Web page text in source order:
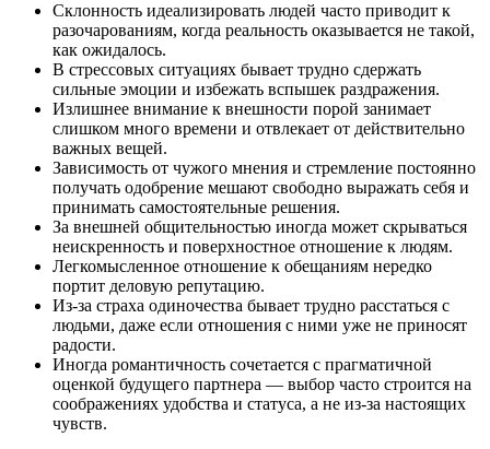
Склонность идеализировать людей часто приводит к
разочарованиям, когда реальность оказывается не такой,
как ожидалось.
В стрессовых ситуациях бывает трудно сдержать
сильные эмоции и избежать вспышек раздражения.
Излишнее внимание к внешности порой занимает
слишком много времени и отвлекает от действительно
важных вещей.
Зависимость от чужого мнения и стремление постоянно
получать одобрение мешают свободно выражать себя и
принимать самостоятельные решения.
За внешней общительностью иногда может скрываться
неискренность и поверхностное отношение к людям.
Легкомысленное отношение к обещаниям нередко
портит деловую репутацию.
Из-за страха одиночества бывает трудно расстаться с
людьми, даже если отношения с ними уже не приносят
радости.
Иногда романтичность сочетается с прагматичной
оценкой будущего партнера — выбор часто строится на
соображениях удобства и статуса, а не из-за настоящих
чувств.